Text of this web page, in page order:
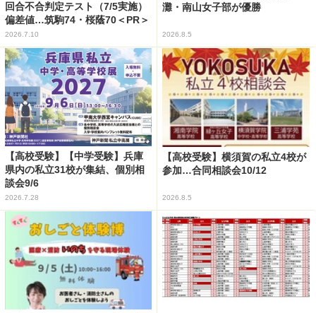
回合不合判定テスト（7/5実施）
偏差値…筑駒74・桜蔭70＜PR＞
2026.7.10
灘・南山女子部が優勝
2026.8.5
【高校受験】【中学受験】兵庫
県内の私立31校が集結、個別相
談会9/6
2026.7.28
【高校受験】横須賀の私立4校が
参加…合同相談会10/12
2026.8.5